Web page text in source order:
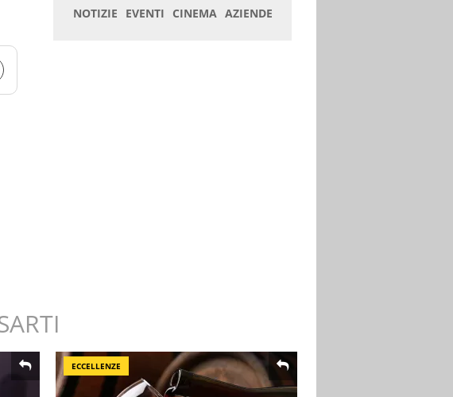
ECCELLENZE